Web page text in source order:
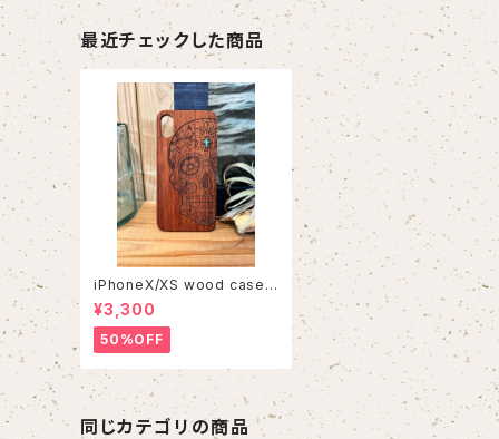
最近チェックした商品
iPhoneX/XS wood case
32
¥3,300
50%OFF
同じカテゴリの商品